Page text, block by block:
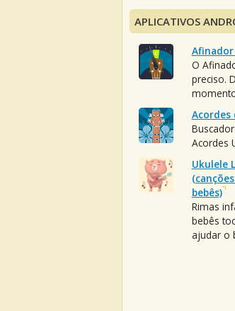
APLICATIVOS
O
preciso.
Acordes
Acordes
Ukulele
bebês)
Rimas
bebês
ajudar o